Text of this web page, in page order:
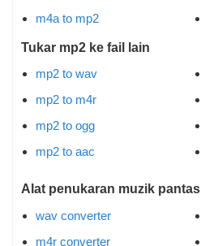
m4a to mp2
Tukar mp2 ke fail lain
mp2 to wav
mp2 to m4r
mp2 to ogg
mp2 to aac
Alat penukaran muzik pantas
wav converter
m4r converter